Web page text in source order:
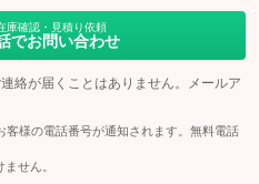
庫確認・見積り依頼
でお問い合わせ
絡が届くことはありません。メールア
様の電話番号が通知されます。無料電話
せん。